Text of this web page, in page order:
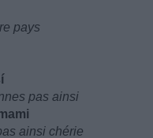
pays
pas ainsi
ainsi chérie